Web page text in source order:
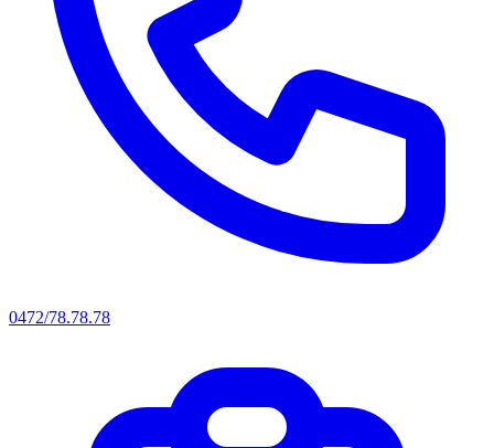
0472/78.78.78